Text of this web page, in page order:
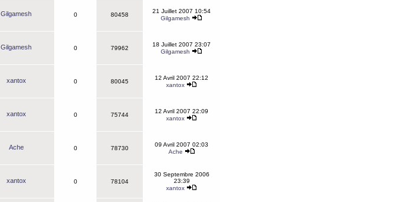
Gilgamesh 0 80458
21 Juillet 2007 10:54
Gilgamesh
Gilgamesh 0 79962
18 Juillet 2007 23:07
Gilgamesh
xantox 0 80045
12 Avril 2007 22:12
xantox
xantox 0 75744
12 Avril 2007 22:09
xantox
Ache 0 78730
09 Avril 2007 02:03
Ache
xantox 0 78104
30 Septembre 2006
23:39
xantox